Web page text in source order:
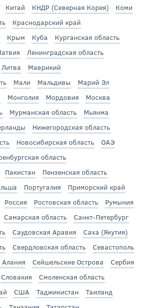
Китай КНДР (Северная Корея)
Коми
Краснодарский край
Крым Куба
Курганская область
Ленинградская область
Литва
Маврикий
Мали Мальдивы
Марий Эл
Монголия Мордовия
Москва
Мурманская область
Мьянма
Нижегородская область
Новосибирская область
ОАЭ
область
Пакистан
Пензенская область
Португалия
Приморский край
Россия Ростовская область
Румыния
Самарская область
Санкт-Петербург
Саудовская Аравия
Саха (Якутия)
Свердловская область
Севастополь
Сейшельские Острова
Сербия
Словакия
Смоленская область
США Таджикистан
Таиланд